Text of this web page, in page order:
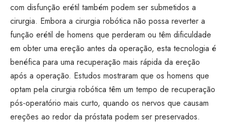
com disfunção erétil também podem ser submetidos a
cirurgia. Embora a cirurgia robótica não possa reverter a
função erétil de homens que perderam ou têm dificuldade
em obter uma ereção antes da operação, esta tecnologia é
benéfica para uma recuperação mais rápida da ereção
após a operação. Estudos mostraram que os homens que
optam pela cirurgia robótica têm um tempo de recuperação
pós-operatório mais curto, quando os nervos que causam
ereções ao redor da próstata podem ser preservados.